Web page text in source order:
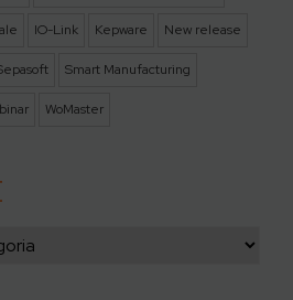
IO-Link Kepware New release
Smart Manufacturing
WoMaster